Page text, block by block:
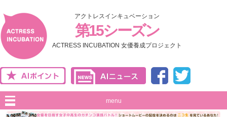
アクトレスインキュベーション
第15シーズン
ACTRESS INCUBATION 女優養成プロジェクト
menu